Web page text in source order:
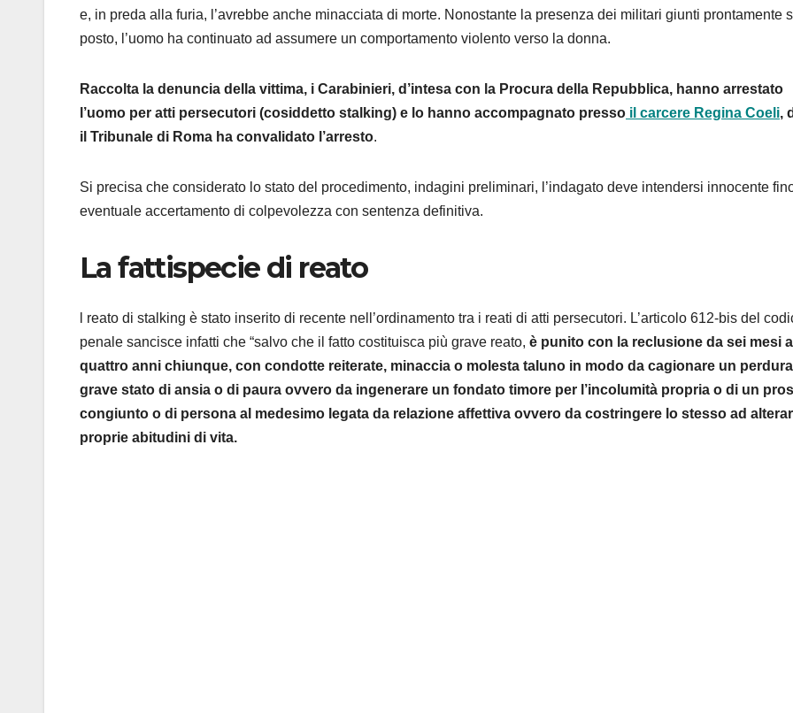
e, in preda alla furia, l’avrebbe anche minacciata di morte. Nonostante la presenza dei militari giunti prontamente
posto, l’uomo ha continuato ad assumere un comportamento violento verso la donna.
Raccolta la denuncia della vittima, i Carabinieri, d’intesa con la Procura della Repubblica, hanno arrestato
l’uomo per atti persecutori (cosiddetto stalking) e lo hanno accompagnato presso il carcere Regina Coeli,
il Tribunale di Roma ha convalidato l’arresto.
Si precisa che considerato lo stato del procedimento, indagini preliminari, l’indagato deve intendersi innocente
eventuale accertamento di colpevolezza con sentenza definitiva.
La fattispecie di reato
l reato di stalking è stato inserito di recente nell’ordinamento tra i reati di atti persecutori. L’articolo 612-bis del
penale sancisce infatti che “salvo che il fatto costituisca più grave reato, è punito con la reclusione da sei mesi a
quattro anni chiunque, con condotte reiterate, minaccia o molesta taluno in modo da cagionare un
grave stato di ansia o di paura ovvero da ingenerare un fondato timore per l’incolumità propria o di un
congiunto o di persona al medesimo legata da relazione affettiva ovvero da costringere lo stesso ad
proprie abitudini di vita.